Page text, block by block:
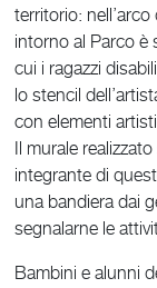
territorio:
intorno al Parco è
cui i ragazzi
lo stencil
con elementi
Il murale
integrante di
una bandiera dai
segnalarne le
Bambini e alunni